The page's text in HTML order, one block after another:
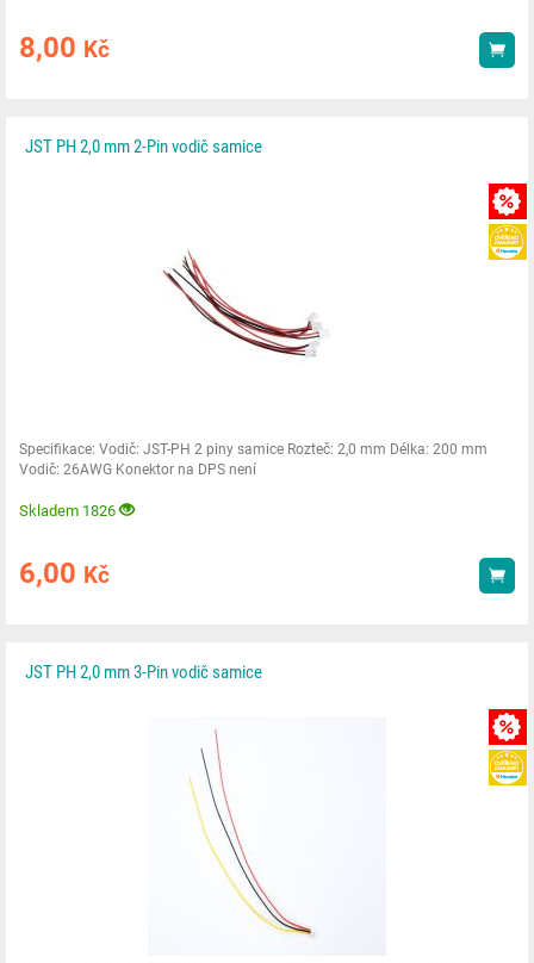
8,00 Kč
JST PH 2,0 mm 2-Pin vodič samice
Specifikace: Vodič: JST-PH 2 piny samice Rozteč: 2,0 mm Délka: 200 mm
Vodič: 26AWG Konektor na DPS není
Skladem 1826
6,00 Kč
JST PH 2,0 mm 3-Pin vodič samice